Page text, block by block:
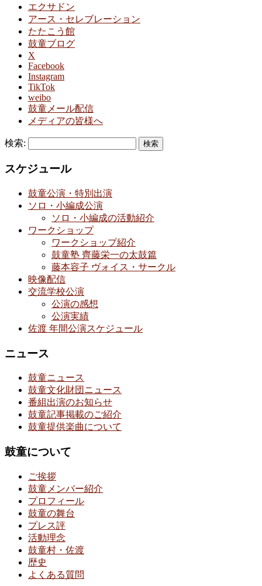
エクサドン
アース・セレブレーション
たたこう館
鼓童ブログ
X
Facebook
Instagram
TikTok
weibo
鼓童メール配信
メディアの皆様へ
検索:
スケジュール
鼓童公演・特別出演
ソロ・小編成公演
ソロ・小編成の活動紹介
ワークショップ
ワークショップ紹介
鼓童塾 齊藤栄一の太鼓篇
藤本容子 ヴォイス・サークル
映像配信
交流学校公演
公演の感想
公演実績
佐渡 年間公演スケジュール
ニュース
鼓童ニュース
鼓童文化財団ニュース
番組出演のお知らせ
鼓童記事掲載のご紹介
鼓童提供楽曲について
鼓童について
ご挨拶
鼓童メンバー紹介
プロフィール
鼓童の舞台
プレス評
活動理念
鼓童村・佐渡
歴史
よくある質問